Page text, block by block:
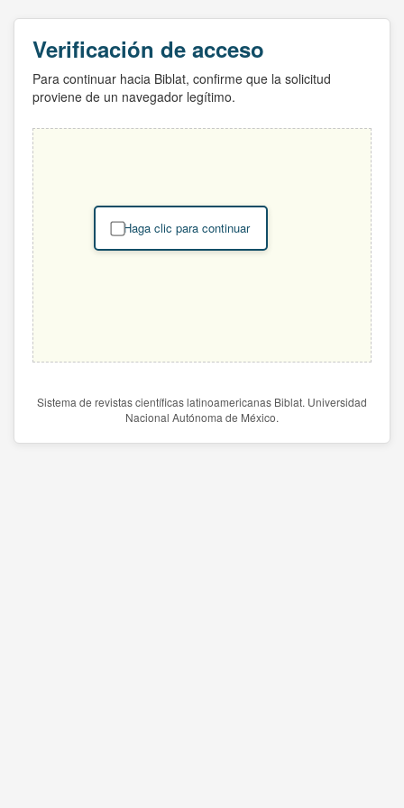
Verificación de acceso
Para continuar hacia Biblat, confirme que la solicitud
proviene de un navegador legítimo.
Haga clic para continuar
Sistema de revistas científicas latinoamericanas Biblat. Universidad
Nacional Autónoma de México.